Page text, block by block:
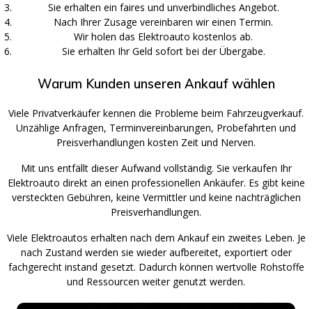
Sie erhalten ein faires und unverbindliches Angebot.
Nach Ihrer Zusage vereinbaren wir einen Termin.
Wir holen das Elektroauto kostenlos ab.
Sie erhalten Ihr Geld sofort bei der Übergabe.
Warum Kunden unseren Ankauf wählen
Viele Privatverkäufer kennen die Probleme beim Fahrzeugverkauf.
Unzählige Anfragen, Terminvereinbarungen, Probefahrten und
Preisverhandlungen kosten Zeit und Nerven.
Mit uns entfällt dieser Aufwand vollständig. Sie verkaufen Ihr
Elektroauto direkt an einen professionellen Ankäufer. Es gibt keine
versteckten Gebühren, keine Vermittler und keine nachträglichen
Preisverhandlungen.
Viele Elektroautos erhalten nach dem Ankauf ein zweites Leben. Je
nach Zustand werden sie wieder aufbereitet, exportiert oder
fachgerecht instand gesetzt. Dadurch können wertvolle Rohstoffe
und Ressourcen weiter genutzt werden.